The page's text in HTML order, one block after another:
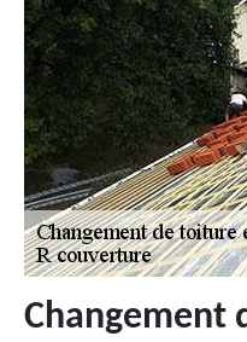
Changement